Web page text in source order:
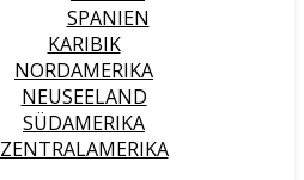
SPANIEN
KARIBIK
NORDAMERIKA
NEUSEELAND
SÜDAMERIKA
ZENTRALAMERIKA